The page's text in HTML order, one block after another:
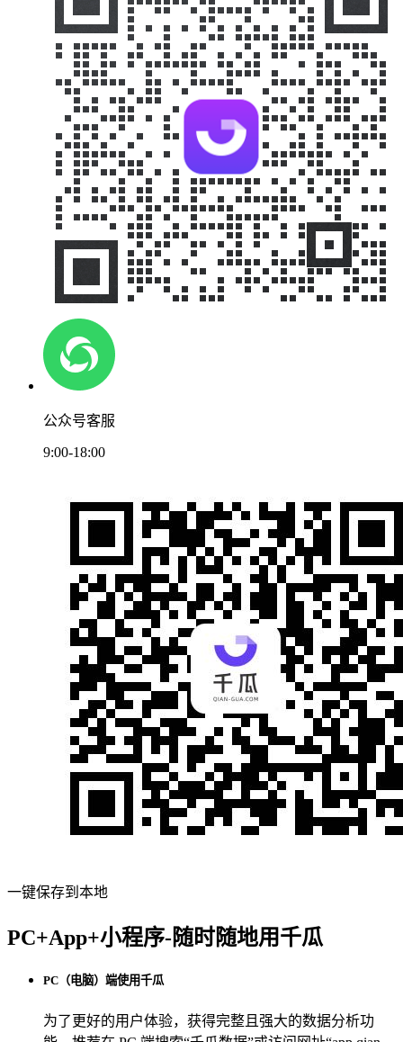
公众号客服
9:00-18:00
一键保存到本地
PC+App+小程序-随时随地用千瓜
PC（电脑）端使用千瓜
为了更好的用户体验，获得完整且强大的数据分析功